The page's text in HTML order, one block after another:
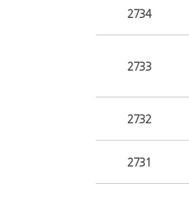
2734
2733
2732
2731